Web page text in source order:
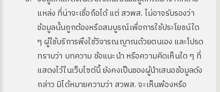
แหล่ง ที่น่าจะเชื่อถือได้ แต่ สวพส. ไม่อาจรับรองว่า
ข้อมูลนั้นถูกต้องหรือสมบูรณ์เพื่อการใช้ประโยชน์ใด
ๆ ผู้ใช้บริการพึงใช้วิจารณญาณด้วยตนเอง และโปรด
ทราบว่า บทความ ข้อแนะนำ หรือความคิดเห็นใด ๆ ที่
แสดงไว้ในเว็บไซต์นี้ ยังคงเป็นของผู้นำเสนอข้อมูลดัง
กล่าว มิได้หมายความว่า สวพส. จะเห็นพ้องหรือ